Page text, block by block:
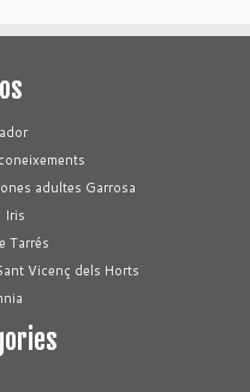
adultes Garrosa
Iris
Tarrés
Vicenç dels Horts